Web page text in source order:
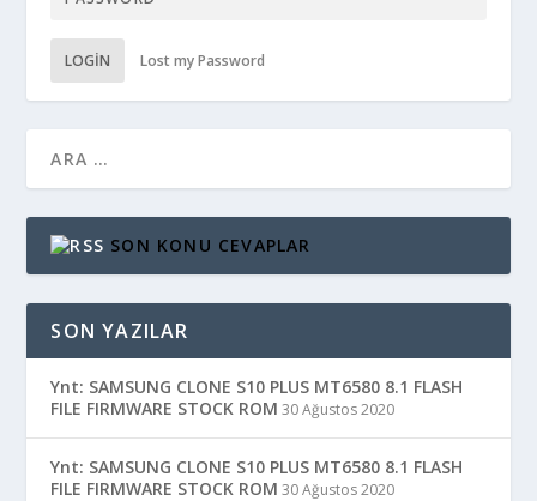
LOGIN Lost my Password
SON KONU CEVAPLAR
SON YAZILAR
Ynt: SAMSUNG CLONE S10 PLUS MT6580 8.1 FLASH
FILE FIRMWARE STOCK ROM 30 Ağustos 2020
Ynt: SAMSUNG CLONE S10 PLUS MT6580 8.1 FLASH
FILE FIRMWARE STOCK ROM 30 Ağustos 2020